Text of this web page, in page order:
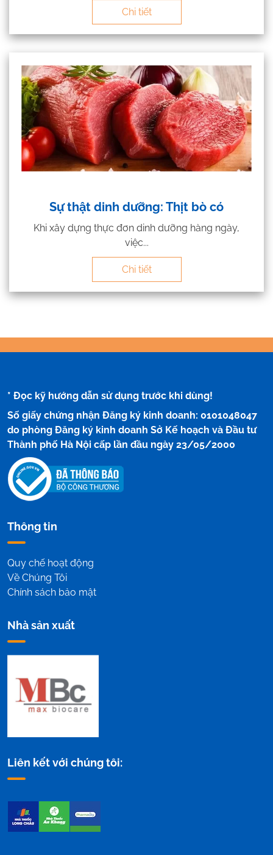
Chi tiết
Sự thật dinh dưỡng: Thịt bò có
Khi xây dựng thực đơn dinh dưỡng hàng ngày,
việc...
Chi tiết
* Đọc kỹ hướng dẫn sử dụng trước khi dùng!
Số giấy chứng nhận Đăng ký kinh doanh: 0101048047
do phòng Đăng ký kinh doanh Sở Kế hoạch và Đầu tư
Thành phố Hà Nội cấp lần đầu ngày 23/05/2000
Thông tin
Quy chế hoạt động
Về Chúng Tôi
Chính sách bảo mật
Nhà sản xuất
Liên kết với chúng tôi: